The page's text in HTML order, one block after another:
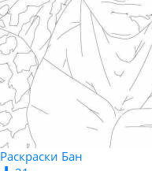
Раскраски Бан